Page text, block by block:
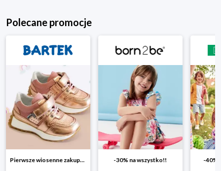
Polecane promocje
-30% na wszystko!! -40% na drugą sztukę